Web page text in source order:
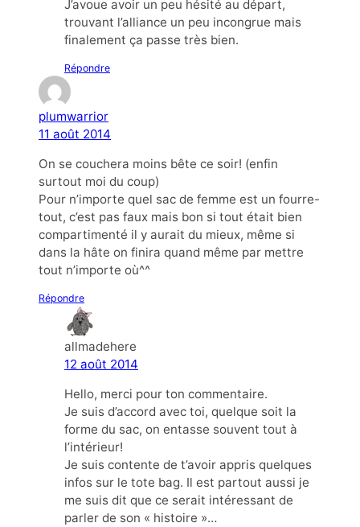
J’avoue avoir un peu hésité au départ,
trouvant l’alliance un peu incongrue mais
finalement ça passe très bien.
Répondre
plumwarrior
11 août 2014
On se couchera moins bête ce soir! (enfin
surtout moi du coup)
Pour n’importe quel sac de femme est un fourre-
tout, c’est pas faux mais bon si tout était bien
compartimenté il y aurait du mieux, même si
dans la hâte on finira quand même par mettre
tout n’importe où^^
Répondre
allmadehere
12 août 2014
Hello, merci pour ton commentaire.
Je suis d’accord avec toi, quelque soit la
forme du sac, on entasse souvent tout à
l’intérieur!
Je suis contente de t’avoir appris quelques
infos sur le tote bag. Il est partout aussi je
me suis dit que ce serait intéressant de
parler de son « histoire »…